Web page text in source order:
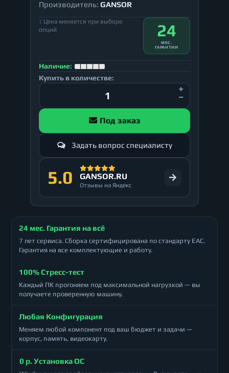
Производитель: GANSOR
↕ Цена меняется при выборе
опций
24
МЕС.
ГАРАНТИИ
Наличие:
Купить в количестве:
Под заказ
Задать вопрос специалисту
5.0 GANSOR.RU
Отзывы на Яндекс
24 мес. Гарантия на всё
7 лет сервиса. Сборка сертифицирована по стандарту ЕАС.
Гарантия на все комплектующие и работу.
100% Стресс-тест
Каждый ПК прогоняем под максимальной нагрузкой — вы
получаете проверенную машину.
Любая Конфигурация
Меняем любой компонент под ваш бюджет и задачи —
корпус, память, видеокарту.
0 р. Установка ОС